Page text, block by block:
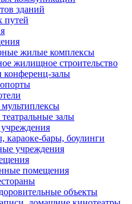
зданий
путей
жилые комплексы
жилищное строительство
залы
залы
караоке-бары, боулинги
учреждения
помещения
объекты